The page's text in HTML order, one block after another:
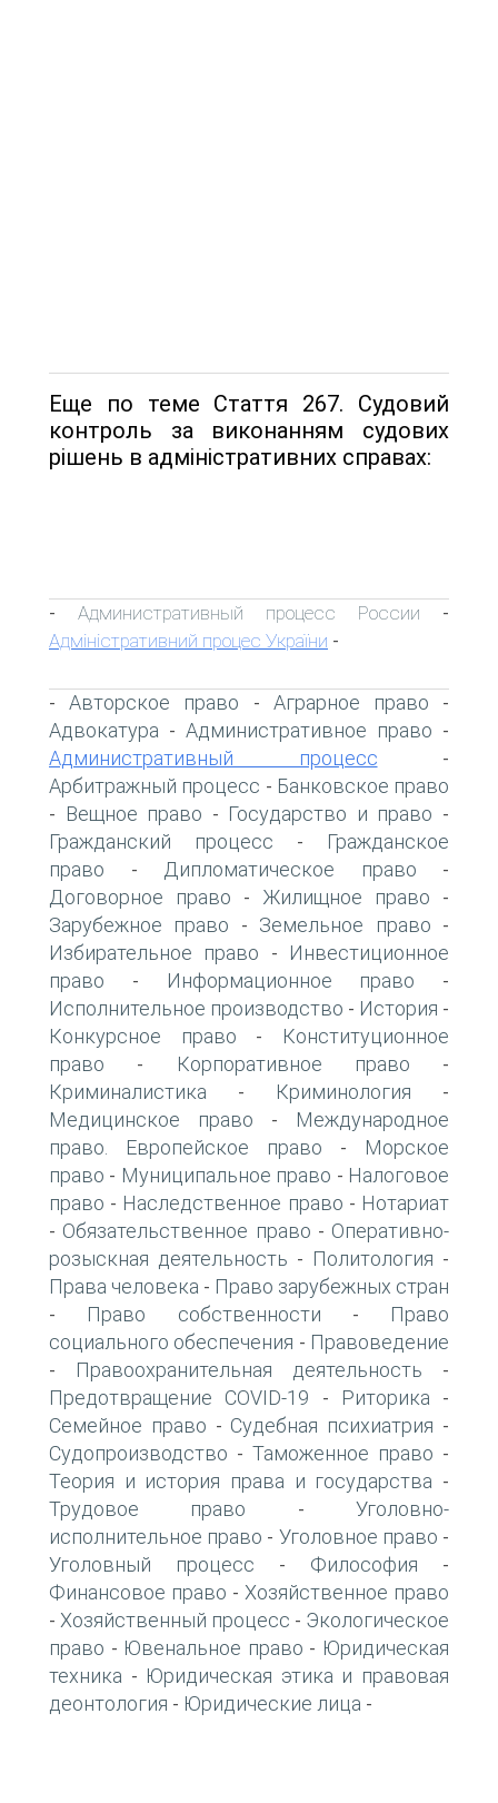
Еще по теме Стаття 267. Судовий
контроль за виконанням судових
рішень в адміністративних справах:
- Административный процесс России -
Адміністративний процес України -
-Авторское право - Аграрное право -
Адвокатура - Административное право -
Административный процесс -
Арбитражный процесс - Банковское право
- Вещное право - Государство и право -
Гражданский процесс -
Гражданское
право - Дипломатическое право -
Договорное право - Жилищное право -
Зарубежное право - Земельное право -
Избирательное право -
Инвестиционное
право - Информационное право -
Исполнительное производство - История -
Конкурсное право -
Конституционное
право - Корпоративное право -
Криминалистика - Криминология -
Медицинское право -
Международное
право. Европейское право -
Морское
право - Муниципальное право - Налоговое
право - Наследственное право - Нотариат
- Обязательственное право - Оперативно-
розыскная деятельность - Политология -
Права человека - Право зарубежных стран
- Право собственности -
Право
социального обеспечения - Правоведение
- Правоохранительная деятельность -
Предотвращение COVID-19 - Риторика -
Семейное право - Судебная психиатрия -
Судопроизводство - Таможенное право -
Теория и история права и государства -
Трудовое право -Уголовно-
исполнительное право - Уголовное право -
Уголовный процесс - Философия -
Финансовое право - Хозяйственное право
- Хозяйственный процесс - Экологическое
право - Ювенальное право - Юридическая
техника - Юридическая этика и правовая
деонтология - Юридические лица -